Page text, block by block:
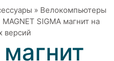
» Велокомпьютеры
SIGMA магнит на
версий